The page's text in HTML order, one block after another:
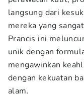
langsung dari
mereka yang
Prancis ini
unik dengan
mengawinkan
dengan kekuatan
alam.